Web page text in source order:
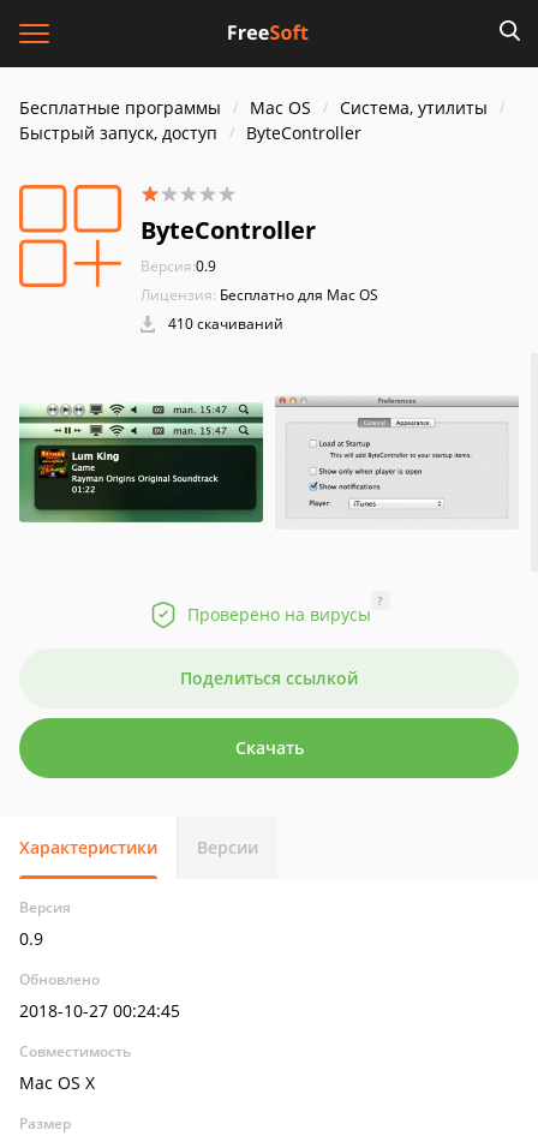
Бесплатные программы Mac OS
Система, утилиты
Быстрый запуск, доступ
ByteController
ByteController
Версия:0.9
Лицензия: Бесплатно для Mac OS
410 скачиваний
Проверено на вирусы
?
Поделиться ссылкой
Скачать
Характеристики Версии
Версия
0.9
Обновлено
2018-10-27 00:24:45
Совместимость
Mac OS X
Размер